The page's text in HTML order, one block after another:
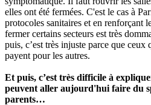
elles ont été fermées. C'est le cas à
protocoles sanitaires et en renforçant
fermer certains secteurs est très
puis, c’est très injuste parce que ceux
payent pour les autres.
Et puis, c’est très difficile à
peuvent aller aujourd'hui faire du
parents…